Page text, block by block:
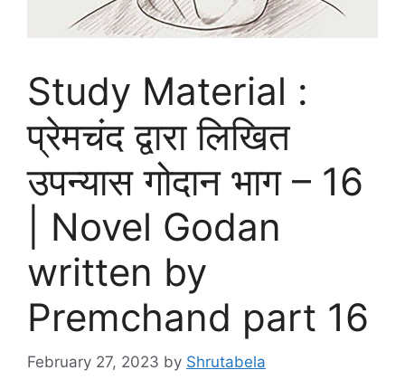
Study Material :
प्रेमचंद द्वारा लिखित
उपन्यास गोदान भाग – 16
| Novel Godan
written by
Premchand part 16
February 27, 2023 by Shrutabela